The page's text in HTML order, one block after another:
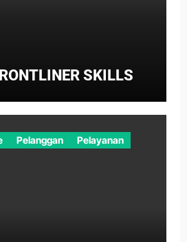
SKILLS
Pelanggan Pelayanan